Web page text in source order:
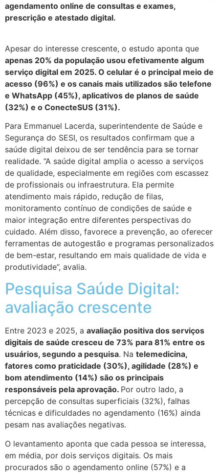
agendamento online de consultas e exames,
prescrição e atestado digital.
Apesar do interesse crescente, o estudo aponta que
apenas 20% da população usou efetivamente algum
serviço digital em 2025. O celular é o principal meio de
acesso (96%) e os canais mais utilizados são telefone
e WhatsApp (45%), aplicativos de planos de saúde
(32%) e o ConecteSUS (31%).
Para Emmanuel Lacerda, superintendente de Saúde e
Segurança do SESI, os resultados confirmam que a
saúde digital deixou de ser tendência para se tornar
realidade. “A saúde digital amplia o acesso a serviços
de qualidade, especialmente em regiões com escassez
de profissionais ou infraestrutura. Ela permite
atendimento mais rápido, redução de filas,
monitoramento contínuo de condições de saúde e
maior integração entre diferentes perspectivas do
cuidado. Além disso, favorece a prevenção, ao oferecer
ferramentas de autogestão e programas personalizados
de bem-estar, resultando em mais qualidade de vida e
produtividade”, avalia.
Pesquisa Saúde Digital:
avaliação crescente
Entre 2023 e 2025, a avaliação positiva dos serviços
digitais de saúde cresceu de 73% para 81% entre os
usuários, segundo a pesquisa. Na telemedicina,
fatores como praticidade (30%), agilidade (28%) e
bom atendimento (14%) são os principais
responsáveis pela aprovação. Por outro lado, a
percepção de consultas superficiais (32%), falhas
técnicas e dificuldades no agendamento (16%) ainda
pesam nas avaliações negativas.
O levantamento aponta que cada pessoa se interessa,
em média, por dois serviços digitais. Os mais
procurados são o agendamento online (57%) e a